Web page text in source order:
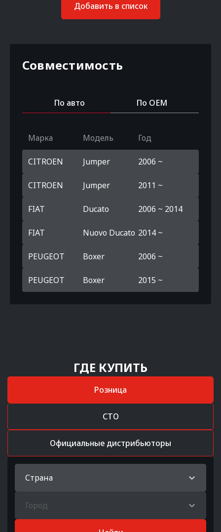
Добавить в список
Совместимость
По авто По OEM
Марка Модель Год
CITROEN Jumper 2006 ~
CITROEN Jumper 2011 ~
FIAT Ducato 2006 ~ 2014
FIAT Nuovo Ducato 2014 ~
PEUGEOT Boxer 2006 ~
PEUGEOT Boxer 2015 ~
ГДЕ КУПИТЬ
Розница
СТО
Официальные дистрибьюторы
Страна
Город